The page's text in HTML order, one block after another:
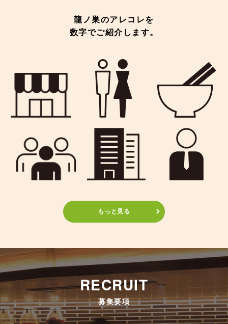
龍ノ巣のアレコレを
数字でご紹介します。
もっと見る
RECRUIT
募集要項